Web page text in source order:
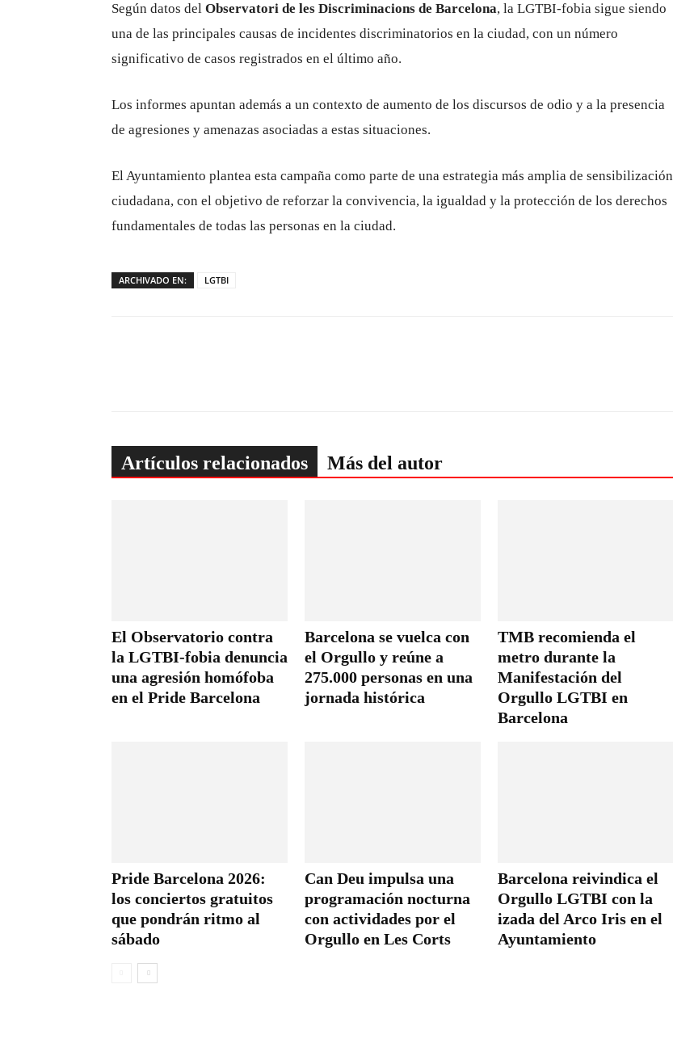
Según datos del Observatori de les Discriminacions de Barcelona, la LGTBI-fobia sigue siendo
una de las principales causas de incidentes discriminatorios en la ciudad, con un número
significativo de casos registrados en el último año.
Los informes apuntan además a un contexto de aumento de los discursos de odio y a la presencia
de agresiones y amenazas asociadas a estas situaciones.
El Ayuntamiento plantea esta campaña como parte de una estrategia más amplia de sensibilización
ciudadana, con el objetivo de reforzar la convivencia, la igualdad y la protección de los derechos
fundamentales de todas las personas en la ciudad.
ARCHIVADO EN: LGTBI
Artículos relacionados Más del autor
El Observatorio contra
la LGTBI-fobia denuncia
una agresión homófoba
en el Pride Barcelona
Barcelona se vuelca con
el Orgullo y reúne a
275.000 personas en una
jornada histórica
TMB recomienda el
metro durante la
Manifestación del
Orgullo LGTBI en
Barcelona
Pride Barcelona 2026:
los conciertos gratuitos
que pondrán ritmo al
sábado
Can Deu impulsa una
programación nocturna
con actividades por el
Orgullo en Les Corts
Barcelona reivindica el
Orgullo LGTBI con la
izada del Arco Iris en el
Ayuntamiento